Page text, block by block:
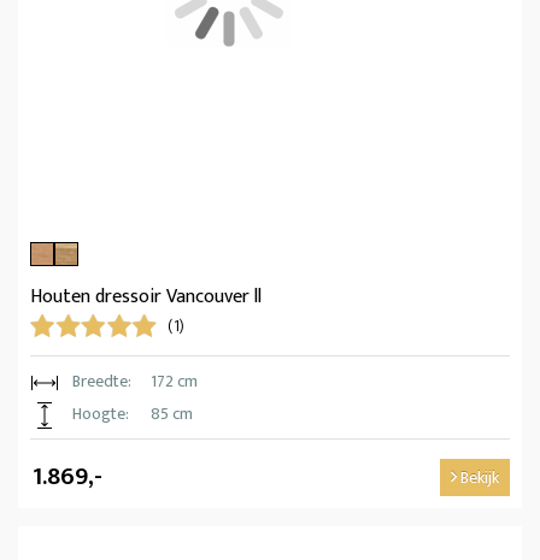
Houten dressoir Vancouver ll
(1)
Breedte:
172 cm
Hoogte:
85 cm
1.869,- Bekijk